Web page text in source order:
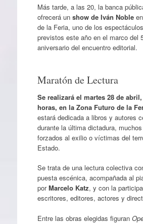
Más tarde, a las 20, la banca
ofrecerá un show de Iván Nobleen
de la Feria, uno de los
previstos este año en el marco del
aniversario del encuentro editorial.
Maratón de Lectura
Se realizará el martes 28 de abril,
horas, en la Zona Futuro de la
estará dedicada a libros y autores
durante la última dictadura,
forzados al exilio o víctimas del
Estado.
Se trata de una lectura colectiva
puesta escénica, acompañada al
porMarcelo Katz, y con la
escritores, editores, actores y
Entre las obras elegidas figuran